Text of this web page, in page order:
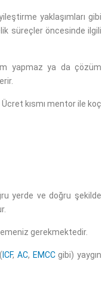
yaklaşımları gibi
süreçler öncesinde ilgili
yapmaz ya da çözüm
kısmı mentor ile koç
yerde ve doğru şekilde
gerekmektedir.
ICF, AC, EMCCgibi) yaygın